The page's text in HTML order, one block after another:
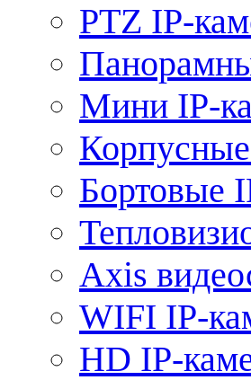
PTZ IP-
Мини IP-
Бортовые
Axis
WIFI IP-
HD IP-